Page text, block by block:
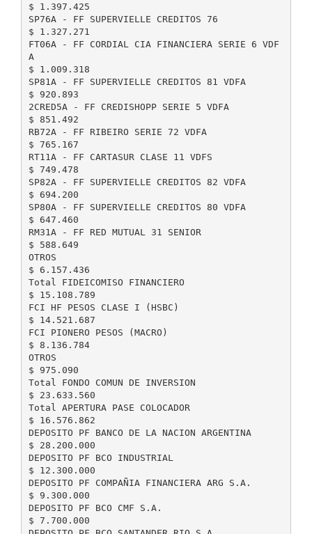
$ 1.397.425
SP76A - FF SUPERVIELLE CREDITOS 76
$ 1.327.271
FT06A - FF CORDIAL CIA FINANCIERA SERIE 6 VDF
A
$ 1.009.318
SP81A - FF SUPERVIELLE CREDITOS 81 VDFA
$ 920.893
2CRED5A - FF CREDISHOPP SERIE 5 VDFA
$ 851.492
RB72A - FF RIBEIRO SERIE 72 VDFA
$ 765.167
RT11A - FF CARTASUR CLASE 11 VDFS
$ 749.478
SP82A - FF SUPERVIELLE CREDITOS 82 VDFA
$ 694.200
SP80A - FF SUPERVIELLE CREDITOS 80 VDFA
$ 647.460
RM31A - FF RED MUTUAL 31 SENIOR
$ 588.649
OTROS
$ 6.157.436
Total FIDEICOMISO FINANCIERO
$ 15.108.789
FCI HF PESOS CLASE I (HSBC)
$ 14.521.687
FCI PIONERO PESOS (MACRO)
$ 8.136.784
OTROS
$ 975.090
Total FONDO COMUN DE INVERSION
$ 23.633.560
Total APERTURA PASE COLOCADOR
$ 16.576.862
DEPOSITO PF BANCO DE LA NACION ARGENTINA
$ 28.200.000
DEPOSITO PF BCO INDUSTRIAL
$ 12.300.000
DEPOSITO PF COMPAÑIA FINANCIERA ARG S.A.
$ 9.300.000
DEPOSITO PF BCO CMF S.A.
$ 7.700.000